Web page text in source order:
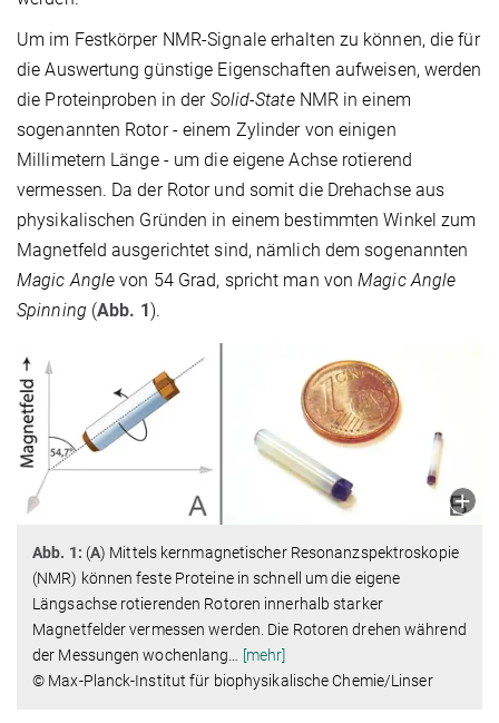
Um im Festkörper NMR-Signale erhalten zu können, die für
die Auswertung günstige Eigenschaften aufweisen, werden
die Proteinproben in der Solid-StateNMR in einem
sogenannten Rotor - einem Zylinder von einigen
Millimetern Länge - um die eigene Achse rotierend
vermessen. Da der Rotor und somit die Drehachse aus
physikalischen Gründen in einem bestimmten Winkel zum
Magnetfeld ausgerichtet sind, nämlich dem sogenannten
Magic Angle von 54 Grad, spricht man vonMagic Angle
Spinning (Abb. 1 ).
Abb. 1: (A) Mittels kernmagnetischer Resonanzspektroskopie
(NMR) können feste Proteine in schnell um die eigene
Längsachse rotierenden Rotoren innerhalb starker
Magnetfelder vermessen werden. Die Rotoren drehen während
der Messungen wochenlang
[mehr]
© Max-Planck-Institut für biophysikalische Chemie/Linser